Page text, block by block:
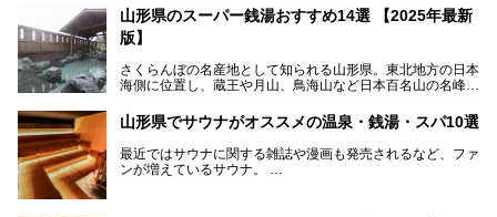
今回はその肘折温泉の「若松屋 村井六助旅館」に宿泊した
体験レポートとおすすめの温泉宿を2軒ご紹介します。
鄙びた風情があり、源泉掛け流しの旅館も多い肘折温泉は、
す。
山形県のスーパー銭湯おすすめ14選 【2025年最新
版】
さくらんぼの名産地として知られる山形県。東北地方の日本
海側に位置し、蔵王や月山、鳥海山など日本百名山の名峰や
の細道」全行程の1/3にあたる期間を山形県で過ごしたとい
われることからも、山形の深い魅力がうかがえます。
山形県はまた、県内全域に多様な温泉があり、35ある市町
村のすべてで温泉が湧いているという温泉県。そんな山形県
でぜひチェックしたいスーパー銭湯をご紹介します。
山形県でサウナがオススメの温泉・銭湯・スパ10選
最近ではサウナに関する雑誌や漫画も発売されるなど、ファ
ンが増えているサウナ。